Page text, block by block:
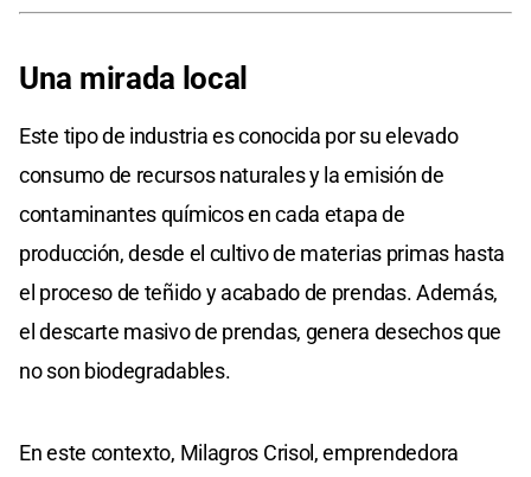
Una mirada local
Este tipo de industria es conocida por su elevado
consumo de recursos naturales y la emisión de
contaminantes químicos en cada etapa de
producción, desde el cultivo de materias primas hasta
el proceso de teñido y acabado de prendas. Además,
el descarte masivo de prendas, genera desechos que
no son biodegradables.
En este contexto, Milagros Crisol, emprendedora